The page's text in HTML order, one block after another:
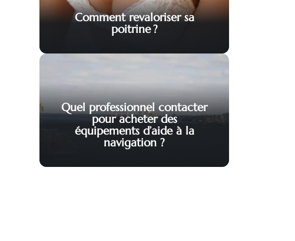
Comment revaloriser sa
poitrine ?
Quel professionnel contacter
pour acheter des
équipements d’aide à la
navigation ?